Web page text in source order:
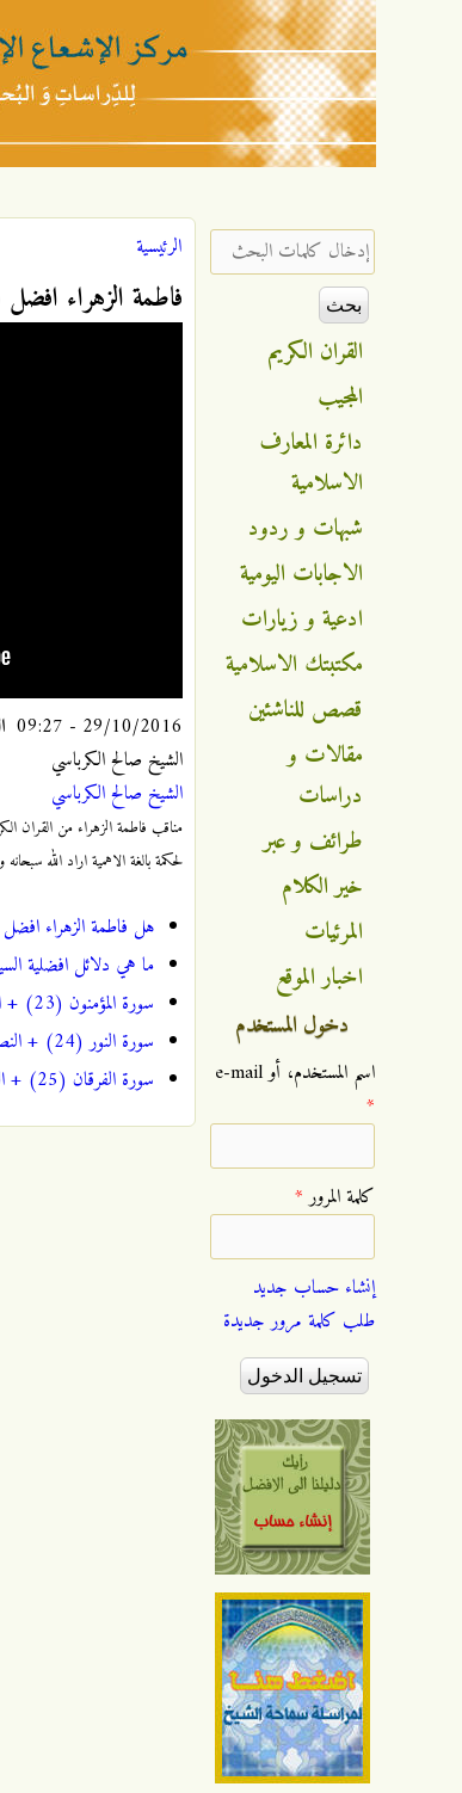
الإشعاع
الإسلامي أنت هنا
الرئيسية
فاطمة الزهراء افضل ام
29/10/2016 - 09:27
الشيخ صالح الكرباسي
الشيخ صالح الكرباسي
مناقب فاطمة الزهراء من القران ال
لحكمة بالغة الاهمية اراد الله
هل فاطمة الزهراء افضل
ما هي دلائل افضلية
سورة المؤمنون (23) + النص القرآني + تلاوة كريم المنصوري (فيديو)
سورة النور (24) + النص القرآني + تلاوة كريم المنصوري (فيديو)
سورة الفرقان (25) + النص القرآني + تلاوة كريم المنصوري (فيديو)
‏إدخال كلمات البحث ‏
القران الكريم
المجيب
دائرة المعارف
الاسلامية
شبهات و ردود
الاجابات اليومية
ادعية و زيارات
مكتبتك الاسلامية
قصص للناشئين
مقالات و
دراسات
طرائف و عبر
خير الكلام
المرئيات
اخبار الموقع
دخول المستخدم
‏اسم المستخدم، أو e-mail
*
‏كلمة المرور ‏*
إنشاء حساب جديد
طلب كلمة مرور جديدة